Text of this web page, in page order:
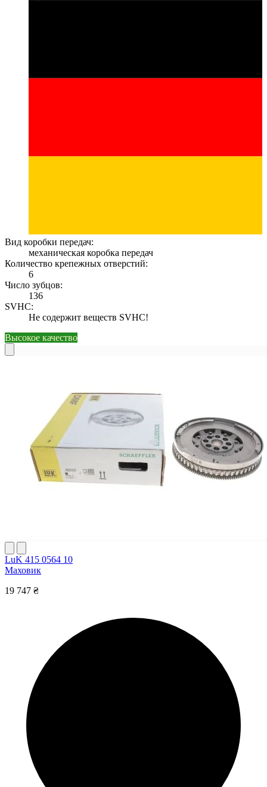
Вид коробки передач:
механическая коробка передач
Количество крепежных отверстий:
6
Число зубцов:
136
SVHC:
Не содержит веществ SVHC!
Высокое качество
LuK 415 0564 10
Маховик
19 747 ₴